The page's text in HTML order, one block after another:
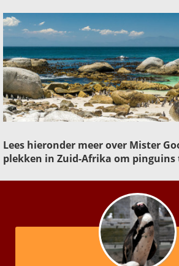
Lees hieronder meer over Mister
plekken in Zuid-Afrika om pinguins